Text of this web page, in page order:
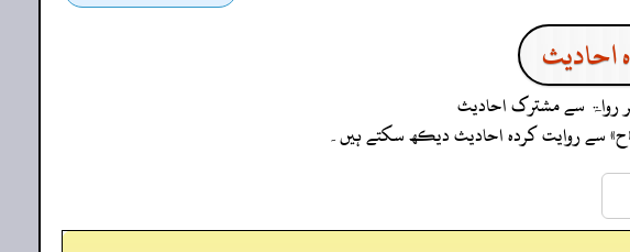
احادیث
رواۃ سے مشترک احادیث
«ح» سے روایت کردہ احادیث دیکھ سکتے ہیں۔